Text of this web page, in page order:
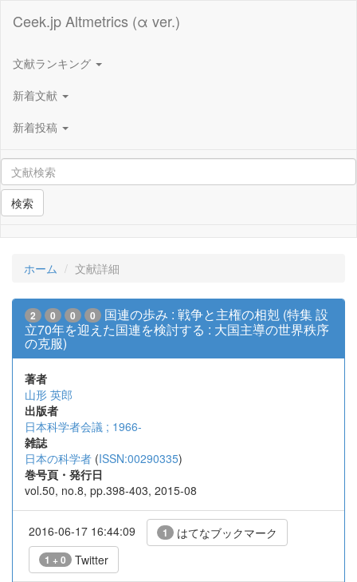
Ceek.jp Altmetrics (α ver.)
文献ランキング
新着文献
新着投稿
検索
ホーム 文献詳細
2 0 0 0
国連の歩み : 戦争と主権の相剋 (特集 設
立70年を迎えた国連を検討する : 大国主導の世界秩序
の克服)
著者
山形 英郎
出版者
日本科学者会議 ; 1966-
雑誌
日本の科学者 (ISSN:00290335)
巻号頁・発行日
vol.50, no.8, pp.398-403, 2015-08
2016-06-17 16:44:09 1 はてなブックマーク
1 + 0 Twitter